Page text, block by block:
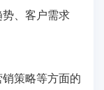
、客户需求
策略等方面的